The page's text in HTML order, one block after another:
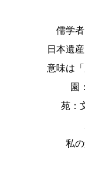
儒学
日本遺
意味は
園
苑：
私